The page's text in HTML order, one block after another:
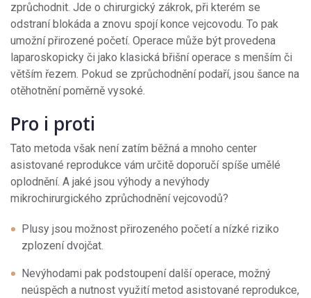
zprůchodnit. Jde o chirurgický zákrok, při kterém se
odstraní blokáda a znovu spojí konce vejcovodu. To pak
umožní přirozené početí. Operace může být provedena
laparoskopicky či jako klasická břišní operace s menším či
větším řezem. Pokud se zprůchodnění podaří, jsou šance na
otěhotnění poměrně vysoké.
Pro i proti
Tato metoda však není zatím běžná a mnoho center
asistované reprodukce vám určitě doporučí spíše umělé
oplodnění. A jaké jsou výhody a nevýhody
mikrochirurgického zprůchodnění vejcovodů?
Plusy jsou možnost přirozeného početí a nízké riziko
zplození dvojčat.
Nevýhodami pak podstoupení další operace, možný
neúspěch a nutnost využití metod asistované reprodukce,